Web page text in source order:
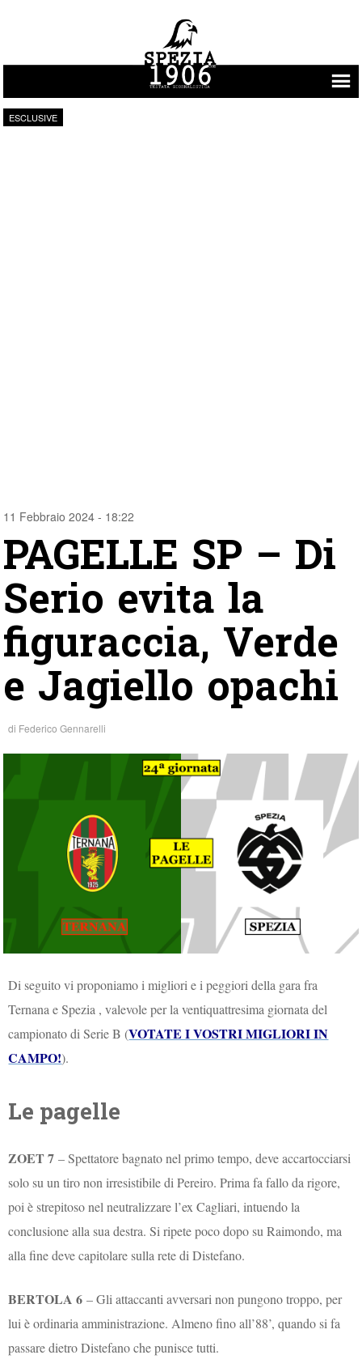
Vai al contenuto
ESCLUSIVE
11 Febbraio 2024 - 18:22
PAGELLE SP – Di
Serio evita la
figuraccia, Verde
e Jagiello opachi
di Federico Gennarelli
Di seguito vi proponiamo i migliori e i peggiori della gara fra
Ternana e Spezia , valevole per la ventiquattresima giornata del
campionato di Serie B (VOTATE I VOSTRI MIGLIORI IN
CAMPO!).
Le pagelle
ZOET 7– Spettatore bagnato nel primo tempo, deve accartocciarsi
solo su un tiro non irresistibile di Pereiro. Prima fa fallo da rigore,
poi è strepitoso nel neutralizzare l’ex Cagliari, intuendo la
conclusione alla sua destra. Si ripete poco dopo su Raimondo, ma
alla fine deve capitolare sulla rete di Distefano.
BERTOLA 6– Gli attaccanti avversari non pungono troppo, per
lui è ordinaria amministrazione. Almeno fino all’88’, quando si fa
passare dietro Distefano che punisce tutti.